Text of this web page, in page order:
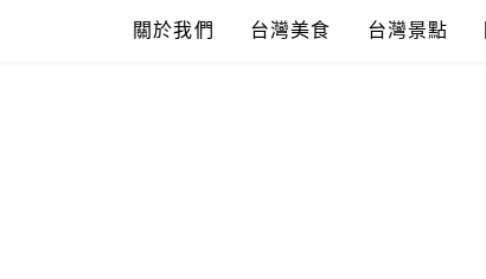
關於我們 台灣美食 台灣景點